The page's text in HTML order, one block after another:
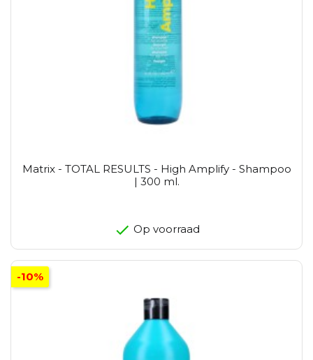
Matrix - TOTAL RESULTS - High Amplify - Shampoo
| 300 ml.
Op voorraad
-10%